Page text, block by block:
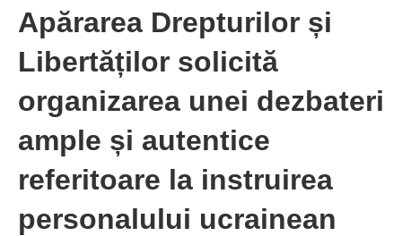
Apărarea Drepturilor și
Libertăților solicită
organizarea unei dezbateri
ample și autentice
referitoare la instruirea
personalului ucrainean